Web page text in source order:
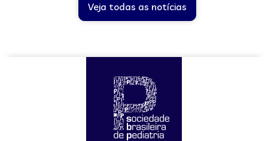
Veja todas as notícias